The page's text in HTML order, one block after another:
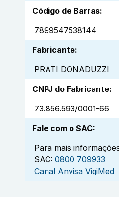
Código de Barras:
7899547538144
Fabricante:
PRATI DONADUZZI
CNPJ do Fabricante:
73.856.593/0001-66
Fale com o SAC:
Para mais
SAC: 0800 709933
Canal Anvisa VigiMed